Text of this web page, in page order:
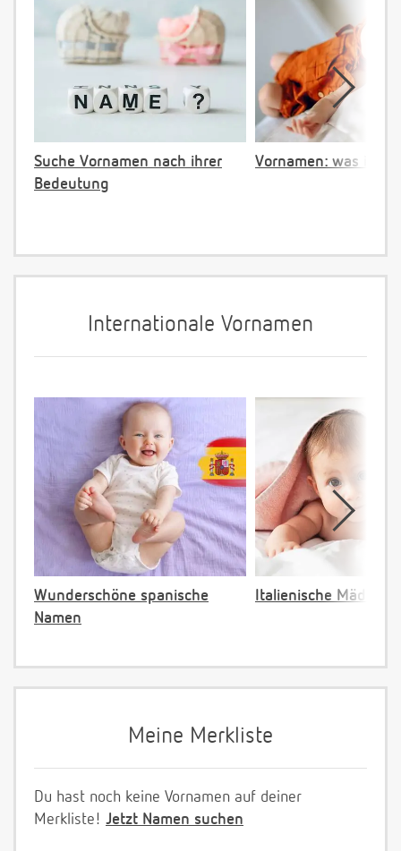
Suche Vornamen nach ihrer
Bedeutung
Vornamen: was ist
Internationale Vornamen
Wunderschöne spanische
Namen
Italienische
Meine Merkliste
Du hast noch keine Vornamen auf deiner
Merkliste! Jetzt Namen suchen